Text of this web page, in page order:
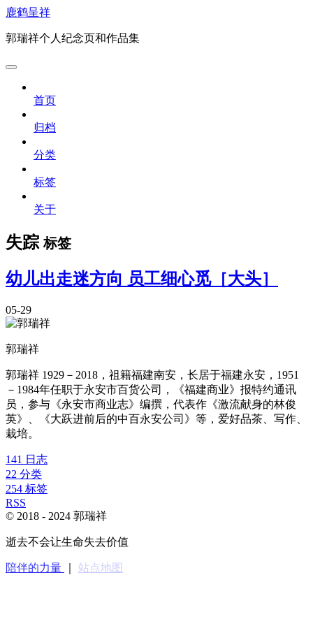
鹿鹤呈祥
郭瑞祥个人纪念页和作品集
首页
归档
分类
标签
关于
失踪标签
幼儿出走迷方向 员工细心觅［大头］
05-29
郭瑞祥
郭瑞祥 1929－2018，祖籍福建南安，长居于福建永安，1951
－1984年任职于永安市百货公司，《福建商业》报特约通讯
员，参与《永安市商业志》编撰，代表作《激流献身的林俊
英》、《大跃进前后的中百永安公司》等，爱好品茶、写作、
栽培。
141 日志
22 分类
254 标签
RSS
© 2018 - 2024 郭瑞祥
逝去不会让生命失去价值
陪伴的力量 站点地图